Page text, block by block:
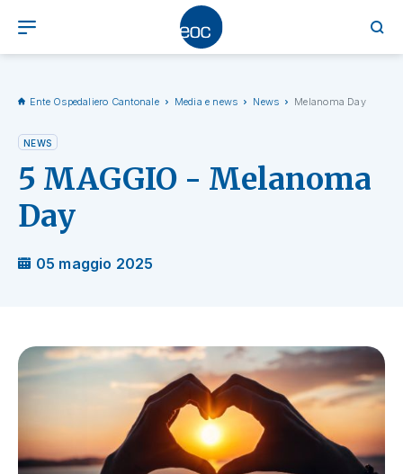
Ente Ospedaliero Cantonale Media e news News Melanoma Day
NEWS
5 MAGGIO - Melanoma
Day
05 maggio 2025